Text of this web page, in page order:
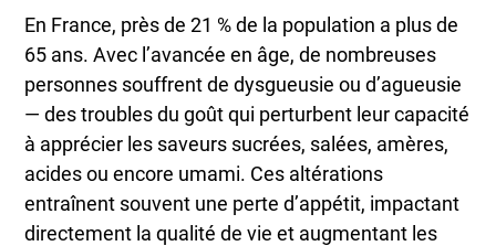
En France, près de 21 % de la population a plus de
65 ans. Avec l’avancée en âge, de nombreuses
personnes souffrent de dysgueusie ou d’agueusie
— des troubles du goût qui perturbent leur capacité
à apprécier les saveurs sucrées, salées, amères,
acides ou encore umami. Ces altérations
entraînent souvent une perte d’appétit, impactant
directement la qualité de vie et augmentant les